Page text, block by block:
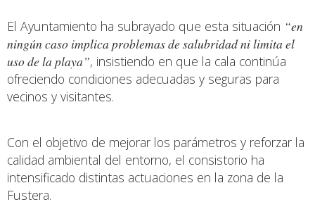
El Ayuntamiento ha subrayado que esta situación “en
ningún caso implica problemas de salubridad ni limita el
uso de la playa”, insistiendo en que la cala continúa
ofreciendo condiciones adecuadas y seguras para
vecinos y visitantes.
Con el objetivo de mejorar los parámetros y reforzar la
calidad ambiental del entorno, el consistorio ha
intensificado distintas actuaciones en la zona de la
Fustera.